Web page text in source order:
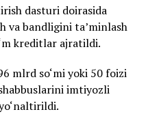
dasturi doirasida
va bandligini ta’minlash
kreditlar ajratildi.
mlrd so‘mi yoki 50 foizi
imtiyozli